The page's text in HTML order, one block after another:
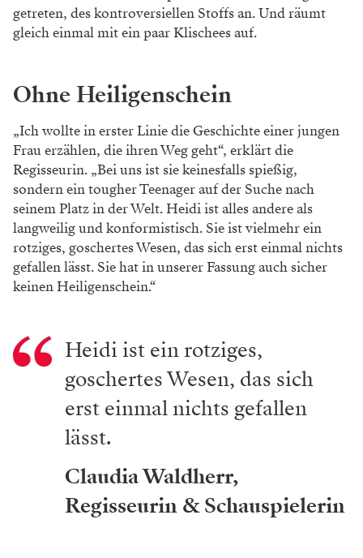
getreten, des kontroversiellen Stoffs an. Und räumt
gleich einmal mit ein paar Klischees auf.
Ohne Heiligenschein
„Ich wollte in erster Linie die Geschichte einer jungen
Frau erzählen, die ihren Weg geht“, erklärt die
Regisseurin. „Bei uns ist sie keinesfalls spießig,
sondern ein tougher Teenager auf der Suche nach
seinem Platz in der Welt. Heidi ist alles andere als
langweilig und konformistisch. Sie ist vielmehr ein
rotziges, goschertes Wesen, das sich erst einmal nichts
gefallen lässt. Sie hat in unserer Fassung auch sicher
keinen Heiligenschein.“
Heidi ist ein rotziges,
goschertes Wesen, das sich
erst einmal nichts gefallen
lässt.
Claudia Waldherr,
Regisseurin & Schauspielerin